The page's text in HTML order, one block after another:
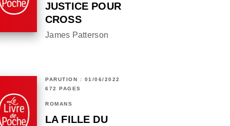
JUSTICE POUR
CROSS
James Patterson
PARUTION : 01/06/2022
672 PAGES
ROMANS
LA FILLE DU